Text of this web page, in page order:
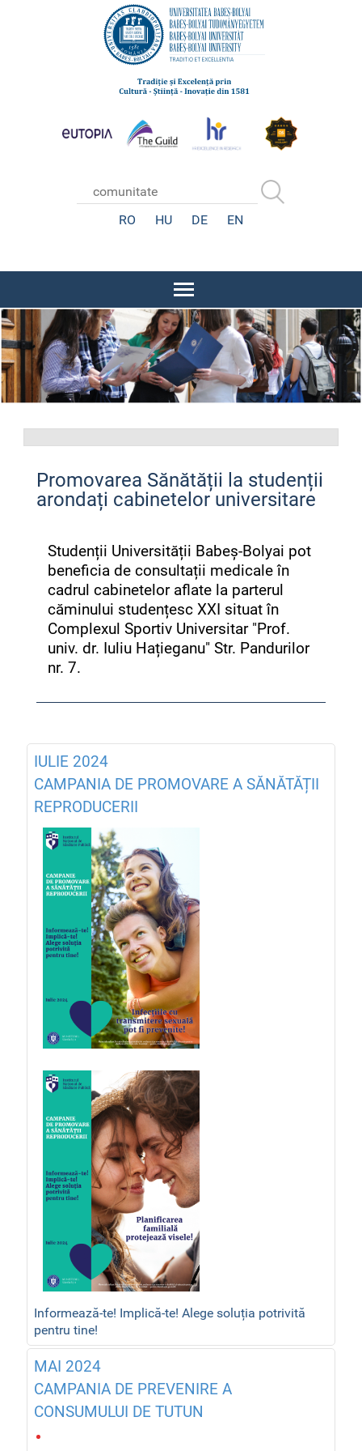
RO HU DE EN
Promovarea Sănătății la studenții
arondați cabinetelor universitare
Studenții Universității Babeș-Bolyai pot
beneficia de consultații medicale în
cadrul cabinetelor aflate la parterul
căminului studențesc XXI situat în
Complexul Sportiv Universitar "Prof.
univ. dr. Iuliu Hațieganu" Str. Pandurilor
nr. 7.
IULIE 2024
CAMPANIA DE PROMOVARE A SĂNĂTĂȚII
REPRODUCERII
Informează-te! Implică-te! Alege soluția potrivită
pentru tine!
MAI 2024
CAMPANIA DE PREVENIRE A
CONSUMULUI DE TUTUN